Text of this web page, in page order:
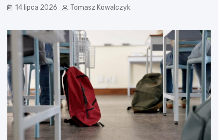
14 lipca 2026 Tomasz Kowalczyk